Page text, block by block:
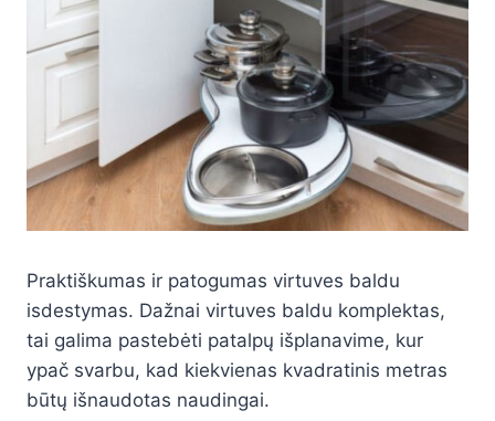
Praktiškumas ir patogumas virtuves baldu
isdestymas. Dažnai virtuves baldu komplektas,
tai galima pastebėti patalpų išplanavime, kur
ypač svarbu, kad kiekvienas kvadratinis metras
būtų išnaudotas naudingai.